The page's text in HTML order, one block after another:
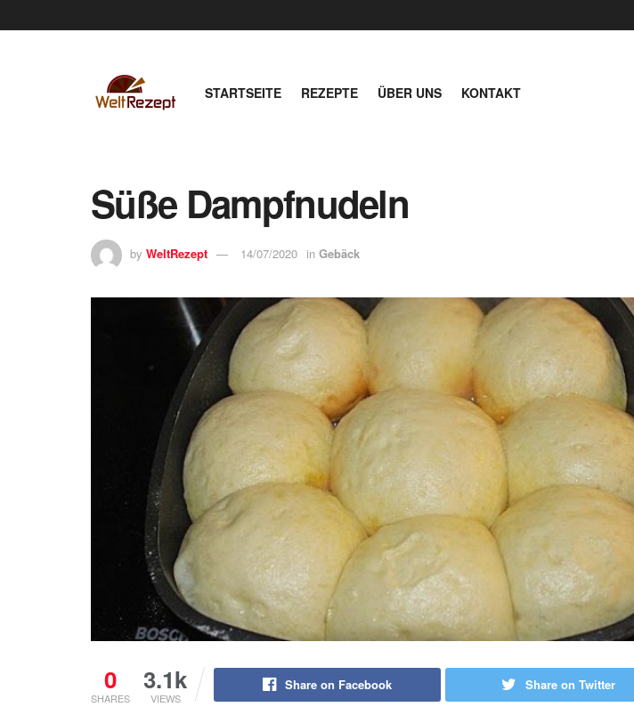
STARTSEITE REZEPTE ÜBER UNS KONTAKT
Süße Dampfnudeln
by WeltRezept 14/07/2020 in Gebäck
0
SHARES
3.1k
VIEWS
Share on Facebook Share on Twitter